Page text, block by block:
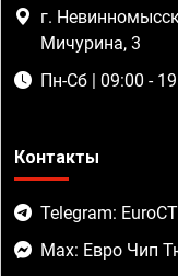
г.
Мичурина, 3
Пн-Сб | 09:00 -
Контакты
Telegram:
Max: Евро Чип